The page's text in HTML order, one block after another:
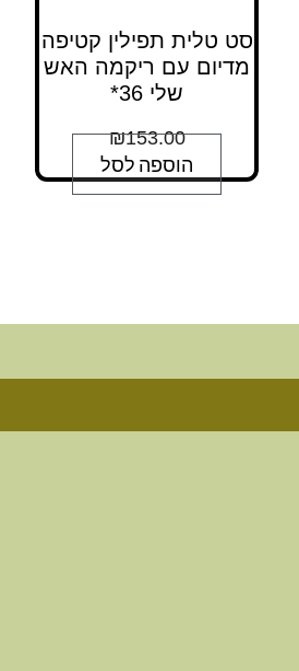
סט טלית תפילין קטיפה
מדיום עם ריקמה האש
שלי 36*
₪153.00
הוספה לסל